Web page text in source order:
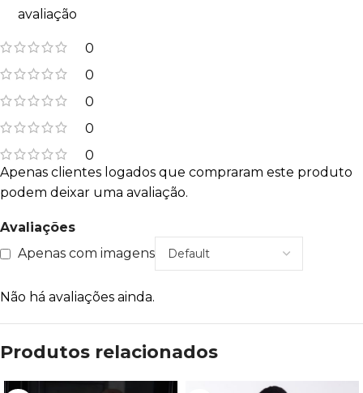
avaliação
0
0
0
0
0
Avaliações
Apenas com imagens
Não há avaliações ainda.
Apenas clientes logados que compraram este produto
podem deixar uma avaliação.
Produtos relacionados